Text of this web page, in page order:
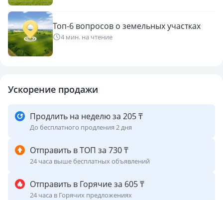
Топ-6 вопросов о земельных участках
4 мин. на чтение
Ускорение продажи
Продлить на неделю за 205 ₸
До бесплатного продления 2 дня
Отправить в ТОП за 730 ₸
24 часа выше бесплатных объявлений
Отправить в Горячие за 605 ₸
24 часа в Горячих предложениях